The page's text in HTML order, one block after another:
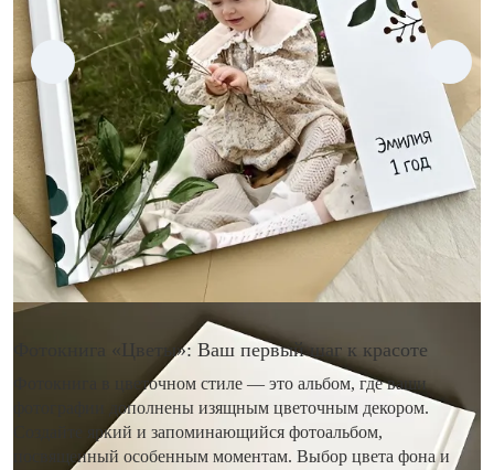
Фотокнига «Цветы»: Ваш первый шаг к красоте
Фотокнига в цветочном стиле — это альбом, где ваши
фотографии дополнены изящным цветочным декором.
Создайте яркий и запоминающийся фотоальбом,
посвященный особенным моментам. Выбор цвета фона и